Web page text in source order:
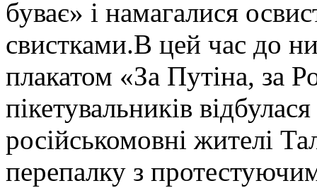
буває» і намагалися
свистками.В цей час до
плакатом «За Путіна, за
пікетувальників
російськомовні жителі
перепалку з